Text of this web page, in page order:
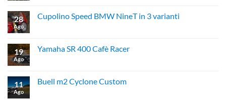
28
Ago
Cupolino Speed BMW NineT in 3 varianti
19
Ago
Yamaha SR 400 Cafè Racer
11
Ago
Buell m2 Cyclone Custom